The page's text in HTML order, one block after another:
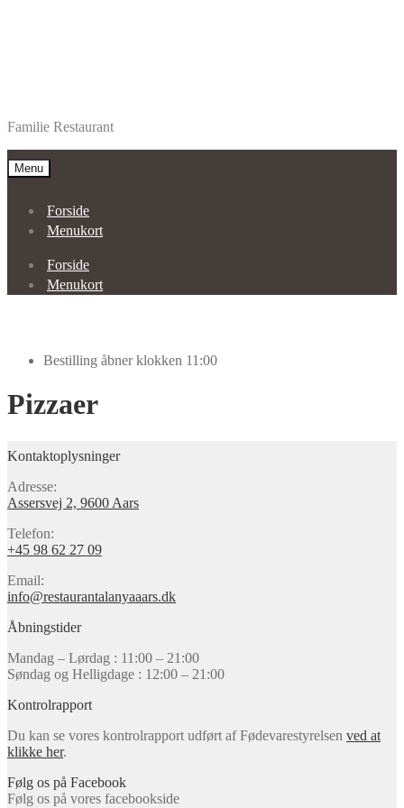
navigation
indhold
Familie Restaurant
Menu
Forside
Menukort
Forside
Menukort
Bestilling åbner klokken 11:00
Pizzaer
Kontaktoplysninger
Adresse:
Assersvej 2, 9600 Aars
Telefon:
+45 98 62 27 09
Email:
info@restaurantalanyaaars.dk
Åbningstider
Mandag – Lørdag : 11:00 – 21:00
Søndag og Helligdage : 12:00 – 21:00
Kontrolrapport
Du kan se vores kontrolrapport udført af Fødevarestyrelsen ved at
klikke her.
Følg os på Facebook
Følg os på vores facebookside